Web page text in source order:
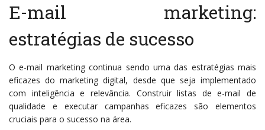
E-mail marketing:
estratégias de sucesso
O e-mail marketing continua sendo uma das estratégias mais
eficazes do marketing digital, desde que seja implementado
com inteligência e relevância. Construir listas de e-mail de
qualidade e executar campanhas eficazes são elementos
cruciais para o sucesso na área.